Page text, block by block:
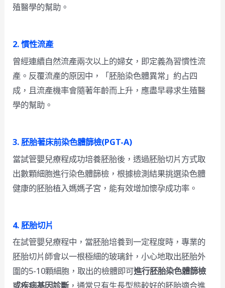
殖醫學的幫助。
2.慣性流產
曾經連續自然流產兩次以上的婦女，即定義為習慣性流
產。反覆流產的原因中，「胚胎染色體異常」約占四
成，且流產機率會隨著年齡而上升，應盡早尋求生殖醫
學的幫助。
3. 胚胎著床前染色體篩檢(PGT-A)
當試管嬰兒療程成功培養胚胎後，透過胚胎切片方式取
出數顆細胞進行染色體篩檢，根據檢測結果挑選染色體
健康的胚胎植入媽媽子宮，能有效增加懷孕成功率。
4. 胚胎切片
在試管嬰兒療程中，當胚胎培養到一定程度時，專業的
胚胎切片師會以一根極細的玻璃針，小心地取出胚胎外
圍的5-10顆細胞，取出的檢體即可進行胚胎染色體篩檢
或疾病基因診斷，通常只有生長型態較好的胚胎適合進